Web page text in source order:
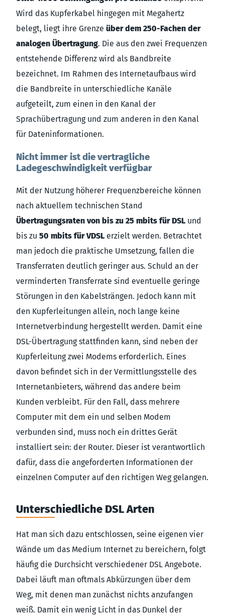
Wird das Kupferkabel hingegen mit Megahertz
belegt, liegt ihre Grenze über dem 250-Fachen der
analogen Übertragung. Die aus den zwei Frequenzen
entstehende Differenz wird als Bandbreite
bezeichnet. Im Rahmen des Internetaufbaus wird
die Bandbreite in unterschiedliche Kanäle
aufgeteilt, zum einen in den Kanal der
Sprachübertragung und zum anderen in den Kanal
für Dateninformationen.
Nicht immer ist die vertragliche
Ladegeschwindigkeit verfügbar
Mit der Nutzung höherer Frequenzbereiche können
nach aktuellem technischen Stand
Übertragungsraten von bis zu 25 mbits für DSL und
bis zu 50 mbits für VDSL erzielt werden. Betrachtet
man jedoch die praktische Umsetzung, fallen die
Transferraten deutlich geringer aus. Schuld an der
verminderten Transferrate sind eventuelle geringe
Störungen in den Kabelsträngen. Jedoch kann mit
den Kupferleitungen allein, noch lange keine
Internetverbindung hergestellt werden. Damit eine
DSL-Übertragung stattfinden kann, sind neben der
Kupferleitung zwei Modems erforderlich. Eines
davon befindet sich in der Vermittlungsstelle des
Internetanbieters, während das andere beim
Kunden verbleibt. Für den Fall, dass mehrere
Computer mit dem ein und selben Modem
verbunden sind, muss noch ein drittes Gerät
installiert sein: der Router. Dieser ist verantwortlich
dafür, dass die angeforderten Informationen der
einzelnen Computer auf den richtigen Weg gelangen.
Unterschiedliche DSL Arten
Hat man sich dazu entschlossen, seine eigenen vier
Wände um das Medium Internet zu bereichern, folgt
häufig die Durchsicht verschiedener DSL Angebote.
Dabei läuft man oftmals Abkürzungen über dem
Weg, mit denen man zunächst nichts anzufangen
weiß. Damit ein wenig Licht in das Dunkel der